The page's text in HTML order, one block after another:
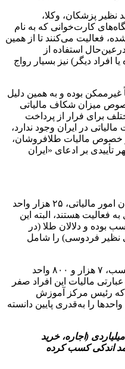
نظیر پزشکان، وکلا،
کارت‌خوانی که به نام
فعالیت می‌کنند تا از همین
استفاده از
افراد دیگر) نیز بسیار رواج
غیرممکن بوده و به همین دلیل
میزان شکاف مالیاتی
برای فرار از پرداخت
در ایران وجود ندارد،
خصوص مالیات طلافروشان،
تأییدی بر ادعای «ایران
مطابق با اظهارنظر سخنگوی سازمان امور مالیاتی، ۲۵ هزار واحد
فعالیت هستند، البته این
بوده و دلالان طلا (در
نظیر فردوسی) را شامل
از میان این تعداد عضو دارای جواز کسب، ۷ هزار و ۸۰۰ واحد
مالیات این افراد صفر
که رئیس مرکز آموزش
را به‌قدری پایین دانسته
(اجاره، خرید
اندکی کسب کرده